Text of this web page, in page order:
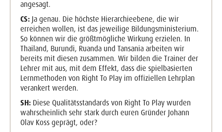
angesagt.
CS: Ja genau. Die höchste Hierarchieebene, die wir
erreichen wollen, ist das jeweilige Bildungsministerium.
So können wir die größtmögliche Wirkung erzielen. In
Thailand, Burundi, Ruanda und Tansania arbeiten wir
bereits mit diesen zusammen. Wir bilden die Trainer der
Lehrer mit aus, mit dem Effekt, dass die spielbasierten
Lernmethoden von Right To Play im offiziellen Lehrplan
verankert werden.
SH: Diese Qualitätsstandards von Right To Play wurden
wahrscheinlich sehr stark durch euren Gründer Johann
Olav Koss geprägt, oder?